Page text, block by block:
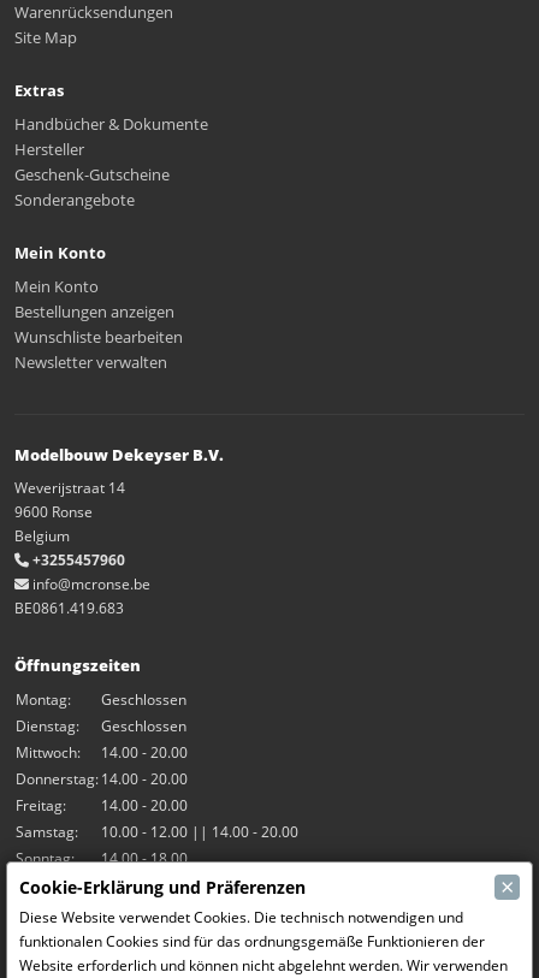
Warenrücksendungen
Site Map
Extras
Handbücher & Dokumente
Hersteller
Geschenk-Gutscheine
Sonderangebote
Mein Konto
Mein Konto
Bestellungen anzeigen
Wunschliste bearbeiten
Newsletter verwalten
Modelbouw Dekeyser B.V.
Weverijstraat 14
9600 Ronse
Belgium
+3255457960
info@mcronse.be
BE0861.419.683
Öffnungszeiten
Montag:
Geschlossen
Dienstag:
Geschlossen
Mittwoch:
14.00 - 20.00
Donnerstag:14.00 - 20.00
Freitag:
14.00 - 20.00
Samstag:
10.00 - 12.00 || 14.00 - 20.00
Sonntag:
14.00 - 18.00
Unsere Aktivitäten
Indoor-Halle Hangar7
Cookie-Erklärung und Präferenzen ×
Diese Website verwendet Cookies. Die technisch notwendigen und
funktionalen Cookies sind für das ordnungsgemäße Funktionieren der
Website erforderlich und können nicht abgelehnt werden. Wir verwenden